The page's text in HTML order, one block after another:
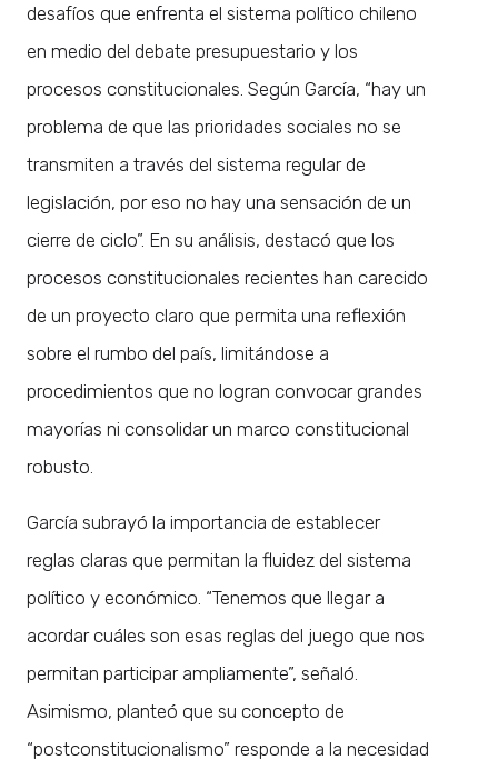
desafíos que enfrenta el sistema político chileno
en medio del debate presupuestario y los
procesos constitucionales. Según García, “hay un
problema de que las prioridades sociales no se
transmiten a través del sistema regular de
legislación, por eso no hay una sensación de un
cierre de ciclo”. En su análisis, destacó que los
procesos constitucionales recientes han carecido
de un proyecto claro que permita una reflexión
sobre el rumbo del país, limitándose a
procedimientos que no logran convocar grandes
mayorías ni consolidar un marco constitucional
robusto.
García subrayó la importancia de establecer
reglas claras que permitan la fluidez del sistema
político y económico. “Tenemos que llegar a
acordar cuáles son esas reglas del juego que nos
permitan participar ampliamente”, señaló.
Asimismo, planteó que su concepto de
“postconstitucionalismo” responde a la necesidad